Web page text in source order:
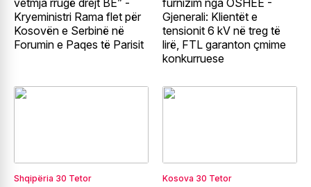
Kryeministri Rama flet për
Kosovën e Serbinë në
Forumin e Paqes të Parisit
Gjenerali: Klientët e
tensionit 6 kV në treg të
lirë, FTL garanton çmime
konkurruese
Shqipëria 30 Tetor Kosova 30 Tetor